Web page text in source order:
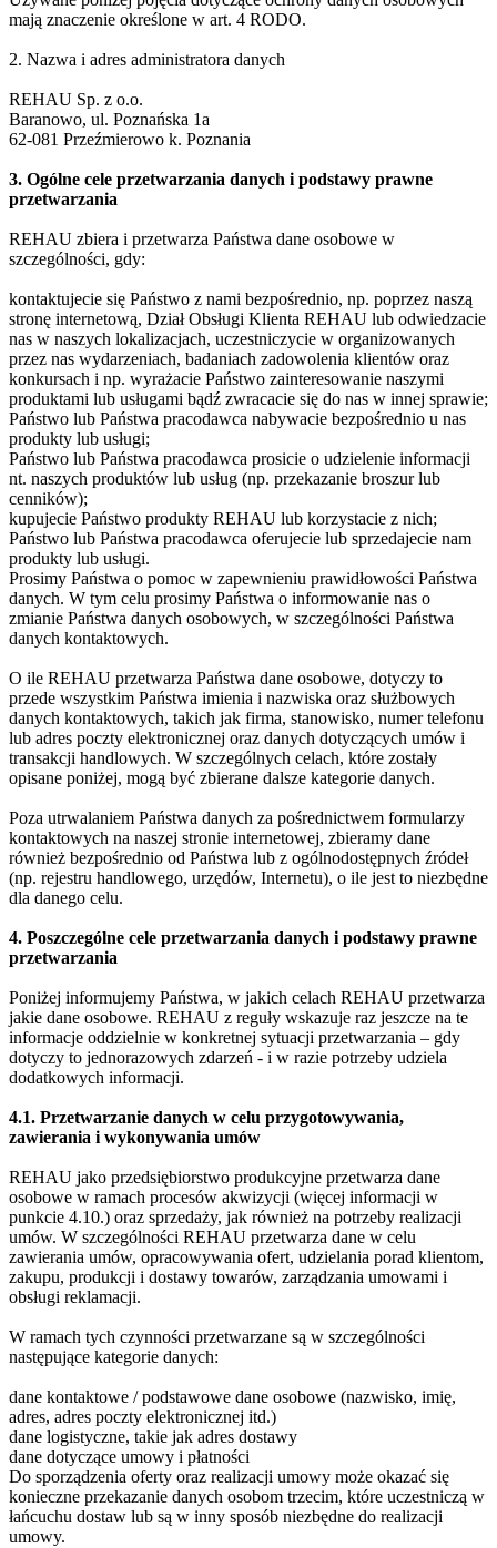
mają znaczenie określone w art. 4 RODO.
2. Nazwa i adres administratora danych
REHAU Sp. z o.o.
Baranowo, ul. Poznańska 1a
62-081 Przeźmierowo k. Poznania
3. Ogólne cele przetwarzania danych i podstawy prawne
przetwarzania
REHAU zbiera i przetwarza Państwa dane osobowe w
szczególności, gdy:
kontaktujecie się Państwo z nami bezpośrednio, np. poprzez naszą
stronę internetową, Dział Obsługi Klienta REHAU lub odwiedzacie
nas w naszych lokalizacjach, uczestniczycie w organizowanych
przez nas wydarzeniach, badaniach zadowolenia klientów oraz
konkursach i np. wyrażacie Państwo zainteresowanie naszymi
produktami lub usługami bądź zwracacie się do nas w innej sprawie;
Państwo lub Państwa pracodawca nabywacie bezpośrednio u nas
produkty lub usługi;
Państwo lub Państwa pracodawca prosicie o udzielenie informacji
nt. naszych produktów lub usług (np. przekazanie broszur lub
cenników);
kupujecie Państwo produkty REHAU lub korzystacie z nich;
Państwo lub Państwa pracodawca oferujecie lub sprzedajecie nam
produkty lub usługi.
Prosimy Państwa o pomoc w zapewnieniu prawidłowości Państwa
danych. W tym celu prosimy Państwa o informowanie nas o
zmianie Państwa danych osobowych, w szczególności Państwa
danych kontaktowych.
O ile REHAU przetwarza Państwa dane osobowe, dotyczy to
przede wszystkim Państwa imienia i nazwiska oraz służbowych
danych kontaktowych, takich jak firma, stanowisko, numer telefonu
lub adres poczty elektronicznej oraz danych dotyczących umów i
transakcji handlowych. W szczególnych celach, które zostały
opisane poniżej, mogą być zbierane dalsze kategorie danych.
Poza utrwalaniem Państwa danych za pośrednictwem formularzy
kontaktowych na naszej stronie internetowej, zbieramy dane
również bezpośrednio od Państwa lub z ogólnodostępnych źródeł
(np. rejestru handlowego, urzędów, Internetu), o ile jest to niezbędne
dla danego celu.
4. Poszczególne cele przetwarzania danych i podstawy prawne
przetwarzania
Poniżej informujemy Państwa, w jakich celach REHAU przetwarza
jakie dane osobowe. REHAU z reguły wskazuje raz jeszcze na te
informacje oddzielnie w konkretnej sytuacji przetwarzania – gdy
dotyczy to jednorazowych zdarzeń - i w razie potrzeby udziela
dodatkowych informacji.
4.1. Przetwarzanie danych w celu przygotowywania,
zawierania i wykonywania umów
REHAU jako przedsiębiorstwo produkcyjne przetwarza dane
osobowe w ramach procesów akwizycji (więcej informacji w
punkcie 4.10.) oraz sprzedaży, jak również na potrzeby realizacji
umów. W szczególności REHAU przetwarza dane w celu
zawierania umów, opracowywania ofert, udzielania porad klientom,
zakupu, produkcji i dostawy towarów, zarządzania umowami i
obsługi reklamacji.
W ramach tych czynności przetwarzane są w szczególności
następujące kategorie danych:
dane kontaktowe / podstawowe dane osobowe (nazwisko, imię,
adres, adres poczty elektronicznej itd.)
dane logistyczne, takie jak adres dostawy
dane dotyczące umowy i płatności
Do sporządzenia oferty oraz realizacji umowy może okazać się
konieczne przekazanie danych osobom trzecim, które uczestniczą w
łańcuchu dostaw lub są w inny sposób niezbędne do realizacji
umowy.